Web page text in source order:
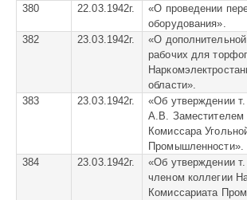
380
22.03.1942г. «О проведении
оборудования».
382
23.03.1942г. «О
рабочих для
области».
383
23.03.1942г. «Об утверждении т.
А.В. Заместителем
Комиссара
Промышленности».
384
23.03.1942г. «Об утверждении
членом коллегии
Комиссариата